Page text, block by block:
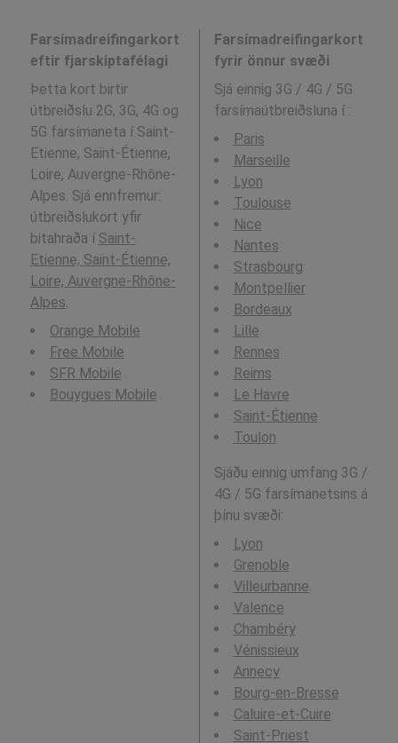
Farsímadreifingarkort
eftir fjarskiptafélagi
Þetta kort birtir
útbreiðslu 2G, 3G, 4G og
5G farsímaneta í Saint-
Etienne, Saint-Étienne,
Loire, Auvergne-Rhône-
Alpes. Sjá ennfremur:
útbreiðslukort yfir
bitahraða í Saint-
Etienne, Saint-Étienne,
Loire, Auvergne-Rhône-
Alpes.
Orange Mobile
Free Mobile
SFR Mobile
Bouygues Mobile
Farsímadreifingarkort
fyrir önnur svæði
Sjá einnig 3G / 4G / 5G
farsímaútbreiðsluna í :
Paris
Marseille
Lyon
Toulouse
Nice
Nantes
Strasbourg
Montpellier
Bordeaux
Lille
Rennes
Reims
Le Havre
Saint-Étienne
Toulon
Sjáðu einnig umfang 3G /
4G / 5G farsímanetsins á
þínu svæði:
Lyon
Grenoble
Villeurbanne
Valence
Chambéry
Vénissieux
Annecy
Bourg-en-Bresse
Caluire-et-Cuire
Saint-Priest